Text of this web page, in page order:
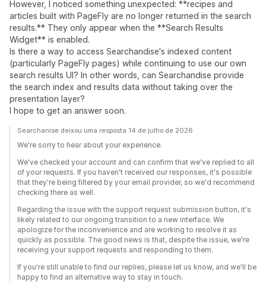
However, I noticed something unexpected: **recipes and
articles built with PageFly are no longer returned in the search
results.** They only appear when the **Search Results
Widget** is enabled.
Is there a way to access Searchandise's indexed content
(particularly PageFly pages) while continuing to use our own
search results UI? In other words, can Searchandise provide
the search index and results data without taking over the
presentation layer?
I hope to get an answer soon.
Searchanise deixou uma resposta 14 de julho de 2026
We're sorry to hear about your experience.
We've checked your account and can confirm that we've replied to all
of your requests. If you haven't received our responses, it's possible
that they're being filtered by your email provider, so we'd recommend
checking there as well.
Regarding the issue with the support request submission button, it's
likely related to our ongoing transition to a new interface. We
apologize for the inconvenience and are working to resolve it as
quickly as possible. The good news is that, despite the issue, we're
receiving your support requests and responding to them.
If you're still unable to find our replies, please let us know, and we'll be
happy to find an alternative way to stay in touch.